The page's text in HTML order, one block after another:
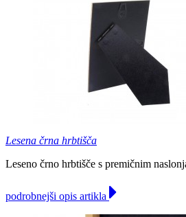
Lesena črna hrbtišča
Leseno črno hrbtišče s premičnim
podrobnejši opis artikla